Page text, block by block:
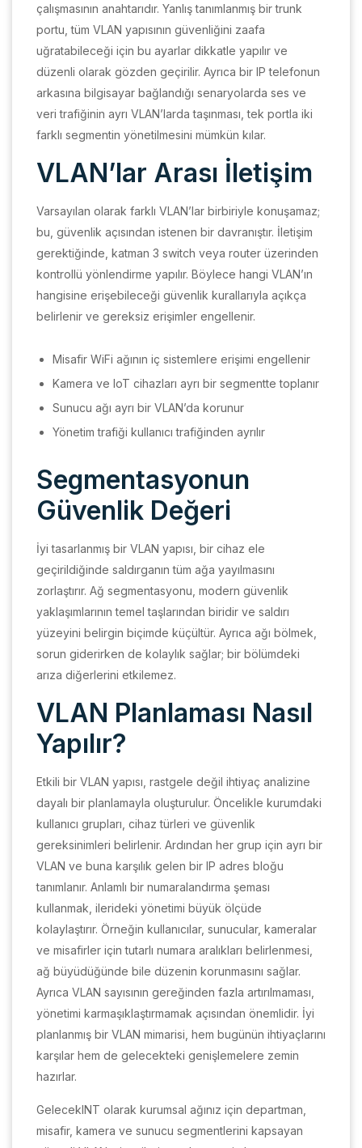
çalışmasının anahtarıdır. Yanlış tanımlanmış bir trunk
portu, tüm VLAN yapısının güvenliğini zaafa
uğratabileceği için bu ayarlar dikkatle yapılır ve
düzenli olarak gözden geçirilir. Ayrıca bir IP telefonun
arkasına bilgisayar bağlandığı senaryolarda ses ve
veri trafiğinin ayrı VLAN’larda taşınması, tek portla iki
farklı segmentin yönetilmesini mümkün kılar.
VLAN’lar Arası İletişim
Varsayılan olarak farklı VLAN’lar birbiriyle konuşamaz;
bu, güvenlik açısından istenen bir davranıştır. İletişim
gerektiğinde, katman 3 switch veya router üzerinden
kontrollü yönlendirme yapılır. Böylece hangi VLAN’ın
hangisine erişebileceği güvenlik kurallarıyla açıkça
belirlenir ve gereksiz erişimler engellenir.
Misafir WiFi ağının iç sistemlere erişimi engellenir
Kamera ve IoT cihazları ayrı bir segmentte toplanır
Sunucu ağı ayrı bir VLAN’da korunur
Yönetim trafiği kullanıcı trafiğinden ayrılır
Segmentasyonun
Güvenlik Değeri
İyi tasarlanmış bir VLAN yapısı, bir cihaz ele
geçirildiğinde saldırganın tüm ağa yayılmasını
zorlaştırır. Ağ segmentasyonu, modern güvenlik
yaklaşımlarının temel taşlarından biridir ve saldırı
yüzeyini belirgin biçimde küçültür. Ayrıca ağı bölmek,
sorun giderirken de kolaylık sağlar; bir bölümdeki
arıza diğerlerini etkilemez.
VLAN Planlaması Nasıl
Yapılır?
Etkili bir VLAN yapısı, rastgele değil ihtiyaç analizine
dayalı bir planlamayla oluşturulur. Öncelikle kurumdaki
kullanıcı grupları, cihaz türleri ve güvenlik
gereksinimleri belirlenir. Ardından her grup için ayrı bir
VLAN ve buna karşılık gelen bir IP adres bloğu
tanımlanır. Anlamlı bir numaralandırma şeması
kullanmak, ilerideki yönetimi büyük ölçüde
kolaylaştırır. Örneğin kullanıcılar, sunucular, kameralar
ve misafirler için tutarlı numara aralıkları belirlenmesi,
ağ büyüdüğünde bile düzenin korunmasını sağlar.
Ayrıca VLAN sayısının gereğinden fazla artırılmaması,
yönetimi karmaşıklaştırmamak açısından önemlidir. İyi
planlanmış bir VLAN mimarisi, hem bugünün ihtiyaçlarını
karşılar hem de gelecekteki genişlemelere zemin
hazırlar.
GelecekINT olarak kurumsal ağınız için departman,
misafir, kamera ve sunucu segmentlerini kapsayan